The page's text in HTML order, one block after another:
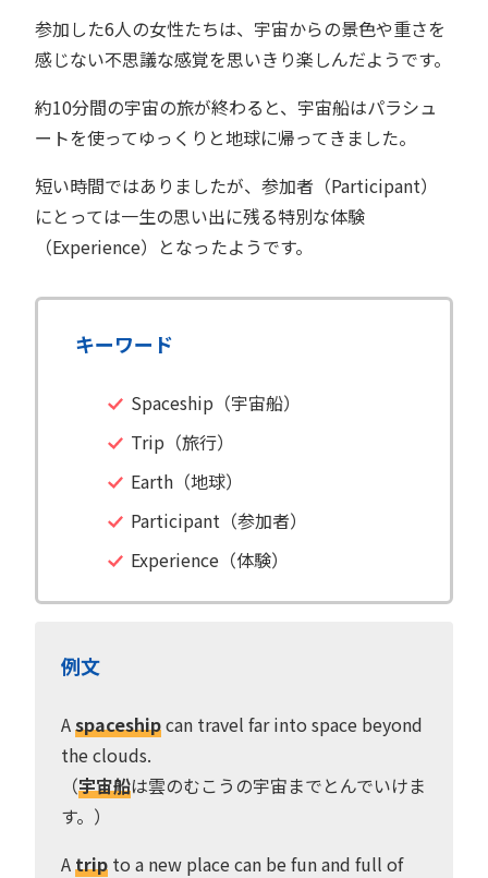
参加した6人の女性たちは、宇宙からの景色や重さを
感じない不思議な感覚を思いきり楽しんだようです。
約10分間の宇宙の旅が終わると、宇宙船はパラシュ
ートを使ってゆっくりと地球に帰ってきました。
短い時間ではありましたが、参加者（Participant）
にとっては一生の思い出に残る特別な体験
（Experience）となったようです。
キーワード
Spaceship（宇宙船）
Trip（旅行）
Earth（地球）
Participant（参加者）
Experience（体験）
例文
Aspaceshipcan travel far into space beyond
the clouds.
（宇宙船は雲のむこうの宇宙までとんでいけま
す。）
Atrip to a new place can be fun and full of